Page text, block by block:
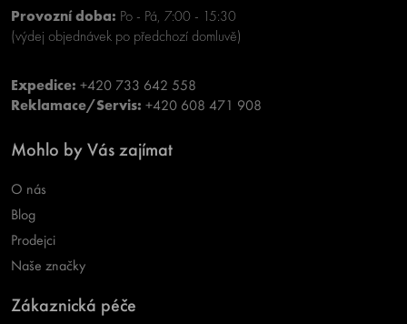
Provozní doba: Po - Pá, 7:00 - 15:30
(výdej objednávek po předchozí domluvě)
Expedice: +420 733 642 558
Reklamace/Servis: +420 608 471 908
Mohlo by Vás zajímat
O nás
Blog
Prodejci
Naše značky
Zákaznická péče